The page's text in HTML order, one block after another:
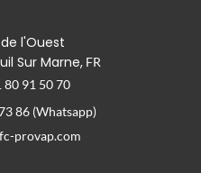
l'Ouest
Sur Marne,FR
80 91 50 70
86 (Whatsapp)
provap.com